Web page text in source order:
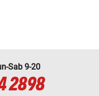
Sab 9-20
2898